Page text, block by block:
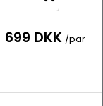
699 DKK /par